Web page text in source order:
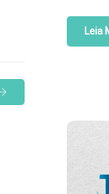
Leia